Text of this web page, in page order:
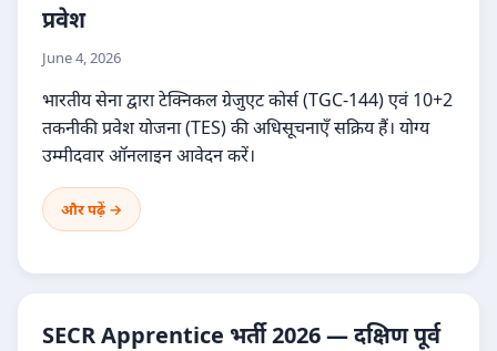
प्रवेश
June 4, 2026
भारतीय सेना द्वारा टेक्निकल ग्रेजुएट कोर्स (TGC-144) एवं 10+2
तकनीकी प्रवेश योजना (TES) की अधिसूचनाएँ सक्रिय हैं। योग्य
उम्मीदवार ऑनलाइन आवेदन करें।
और पढ़ें →
SECR Apprentice भर्ती 2026 — दक्षिण पूर्व